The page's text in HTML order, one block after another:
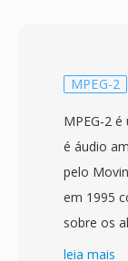
comercial
sem
se
metragem
usando
MPEG-2
MPEG-2
é áudio
pelo
em 1995
sobre os
projetado
leia mais